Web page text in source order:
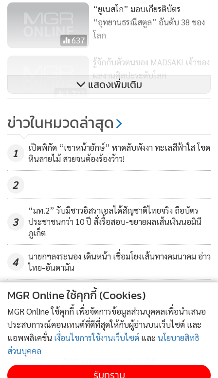
นางซมา โย๊ะหมาด ครูชำนาญการ โรงเรียนอนุบาลมะนัง ซึ่งเป็น
ครูผู้ฝึกสอนการเพนต์ผ้าบาติกให้แก่นักเรียนในชั่วโมงนี้ กล่าวว่า
ลักษณะของการเรียนรู้ เป็นการเรียนรู้แบบกลุ่ม สมาชิกในกลุ่ม
ไม่ได้เป็นคนเก่งทุกเรื่อง มีความสามารถคนละด้าน สามารถสร้าง
ชิ้นงานมาได้โดยคน 10 กว่าคน โดยแบ่งหน้าที่กันดึงเฟรม บาง
คนเขียนเทียนไม่ได้ แต่วาดกับดินสอได้ บางคนลงสีได้จากแบบที่
เพื่อนเขียนแล้ว บางคนทำอะไรไม่ได้เลย ก็ทำหน้าที่ซัก ต้ม รีด
จัดเก็บ บริการทั่วไป สมาชิกในกลุ่มมีความสำคัญทุกคนเหมือน
กันหมด ส่วนบาติกแฮนด์เพนต์ ส่วนใหญ่ที่ทำเป็นลายดอกไม้
ลายกราฟิก ลายอิสระไม่เหมือนใคร เป็นพัฒนาการของนักเรียน
และต่อไปจะวาดลายฟอสซิลมาใช้ เพราะสตูลได้เป็นอุทยานธรณี
โลกแล้ว จึงอยากนำตัวนี้มาเป็นสัญลักษณ์ของ จ.สตูล ในการ
โปรโมตขายได้ด้วย
637
“ยูเนสโก” มอบเกียรติบัตร
“อุทยานธรณีสตูล” อันดับ 38 ของ
โลก
1,722
รู้จักกับตัวตนของ MADSAKI เจ้าของ
ผลงานศิลปะระดับโลก
1,778
ภาพแอ็บสแตรกใต้สะพานรัษฎา(ชม
คลิป)
แสดงเพิ่มเติม
ข่าวในหมวดล่าสุด
1
เปิดพิกัด “เขาหน้ายักษ์” หาดลับพังงา ทะเลสีฟ้าใส โขด
หินลายไม้ สวยจนต้องร้องว้าว!
2
3
“มท.2” รับมีชาวอิสราเอลได้สัญชาติไทยจริง ถือบัตร
ประชาชนกว่า 10 ปี สั่งรื้อสอบ-ขยายผลเส้นเงินนอมินี
ภูเก็ต
4
นายกฯลงระนอง เดินหน้า เชื่อมโยงเส้นทางคมนาคม อ่าว
ไทย-อันดามัน
ข่าวอื่นในหมวด
MGR Online ใช้คุกกี้ (Cookies)
MGR Online ใช้คุกกี้ เพื่อจัดการข้อมูลส่วนบุคคลเพื่อนำเสนอ
ประสบการณ์คอนเทนต์ที่ดีที่สุดให้กับผู้อ่านบนเว็บไซต์ และ
แอพพลิเคชั่น เงื่อนไขการใช้งานเว็บไซต์ และ นโยบายสิทธิ
ส่วนบุคคล
รับทราบ